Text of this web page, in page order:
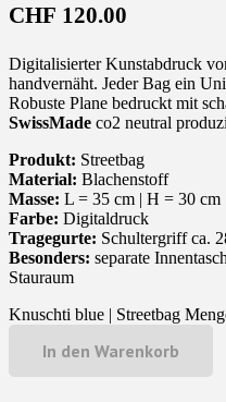
CHF 120.00
Digitalisierter Kunstabdruck
handvernäht. Jeder Bag ein
Robuste Plane bedruckt mit
SwissMade co2 neutral
Produkt: Streetbag
Material: Blachenstoff
Masse: L = 35 cm | H = 30 cm
Farbe: Digitaldruck
Tragegurte: Schultergriff ca.
Besonders: separate
Stauraum
Knuschti blue | Streetbag
In den Warenkorb